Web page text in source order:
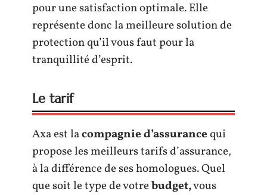
pour une satisfaction optimale. Elle
représente donc la meilleure solution de
protection qu’il vous faut pour la
tranquillité d’esprit.
Le tarif
Axa est lacompagnied’assurancequi
propose les meilleurs tarifs d’assurance,
à la différence de ses homologues. Quel
que soit le type de votrebudget,vous